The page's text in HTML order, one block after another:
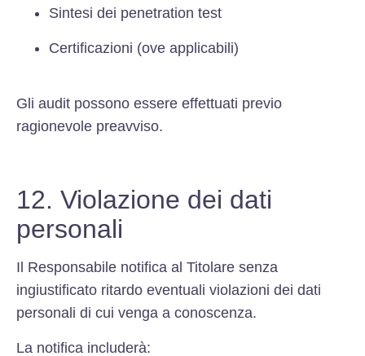
Sintesi dei penetration test
Certificazioni (ove applicabili)
Gli audit possono essere effettuati previo
ragionevole preavviso.
12. Violazione dei dati
personali
Il Responsabile notifica al Titolare senza
ingiustificato ritardo eventuali violazioni dei dati
personali di cui venga a conoscenza.
La notifica includerà: